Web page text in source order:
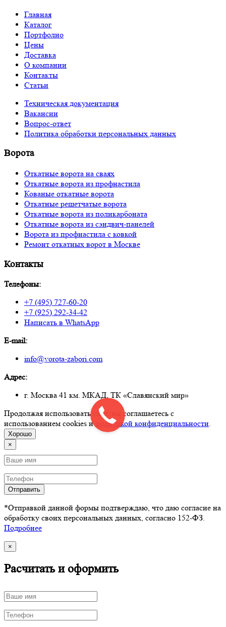
Главная
Каталог
Портфолио
Цены
Доставка
О компании
Контакты
Статьи
Техническая документация
Вакансии
Вопрос-ответ
Политика обработки персональных данных
Ворота
Откатные ворота на сваях
Откатные ворота из профнастила
Кованые откатные ворота
Откатные решетчатые ворота
Откатные ворота из поликарбоната
Откатные ворота из сэндвич-панелей
Ворота из профнастила с ковкой
Ремонт откатных ворот в Москве
Контакты
Телефоны:
+7 (495) 727-60-20
+7 (925) 292-34-42
Написать в WhatsApp
E-mail:
info@vorota-zabori.com
Адрес:
г. Москва 41 км. МКАД, ТК «Славянский мир»
Продолжая использовать сайт, вы соглашаетесь с
использованием cookies и
политикой конфиденциальности.
Хорошо
×
Отправить
*Отправкой данной формы подтверждаю, что даю согласие на
обработку своих персональных данных, согласно 152-ФЗ.
Подробнее
×
Расчитать и оформить